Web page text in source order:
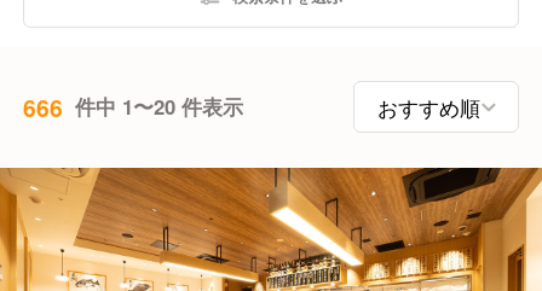
666 件中 1〜20 件表示